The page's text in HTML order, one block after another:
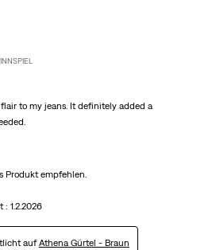
to my jeans. It definitely added a
Produkt empfehlen.
: 1.2.2026
aufAthena Gürtel - Braun